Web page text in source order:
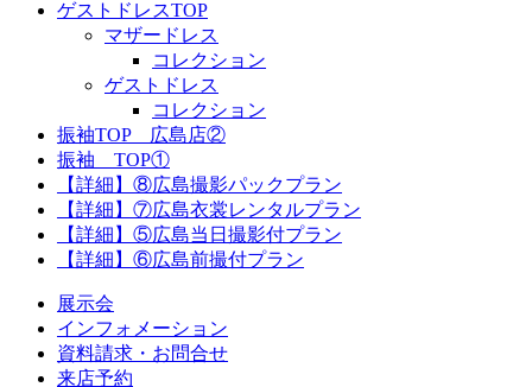
ゲストドレスTOP
マザードレス
コレクション
ゲストドレス
コレクション
振袖TOP 広島店②
振袖 TOP①
【詳細】⑧広島撮影パックプラン
【詳細】⑦広島衣裳レンタルプラン
【詳細】⑤広島当日撮影付プラン
【詳細】⑥広島前撮付プラン
展示会
インフォメーション
資料請求・お問合せ
来店予約